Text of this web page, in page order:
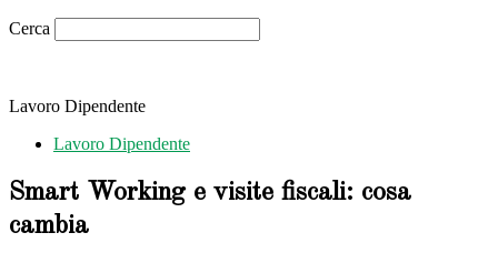
Cerca
Lavoro Dipendente
Lavoro Dipendente
Smart Working e visite fiscali: cosa
cambia